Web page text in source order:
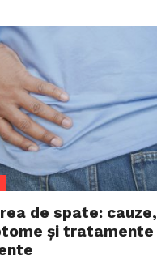
de spate: cauze,
și tratamente